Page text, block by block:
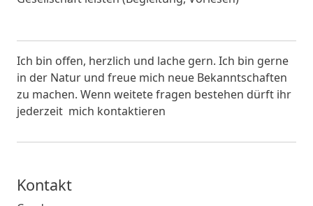
Ich bin offen, herzlich und lache gern. Ich bin gerne
in der Natur und freue mich neue Bekanntschaften
zu machen. Wenn weitete fragen bestehen dürft ihr
jederzeit mich kontaktieren
Kontakt